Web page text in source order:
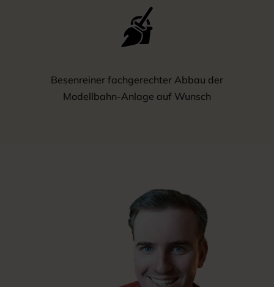
Besenreiner fachgerechter Abbau der
Modellbahn-Anlage auf Wunsch